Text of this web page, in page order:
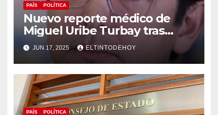
PAÍS POLÍTICA
Nuevo reporte médico de
Miguel Uribe Turbay tras
operación de urgencia a la
que fue sometido
JUN 17, 2025 ELTINTODEHOY
PAÍS POLÍTICA